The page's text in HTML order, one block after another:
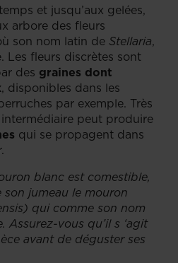
et jusqu’aux gelées,
arbore des fleurs
son nom latin de Stellaria,
Les fleurs discrètes sont
des graines dont
, disponibles dans les
par exemple. Très
peut produire
qui se propagent dans
blanc est comestible,
son jumeau le mouron
qui comme son nom
Assurez-vous qu’il s ‘agit
avant de déguster ses